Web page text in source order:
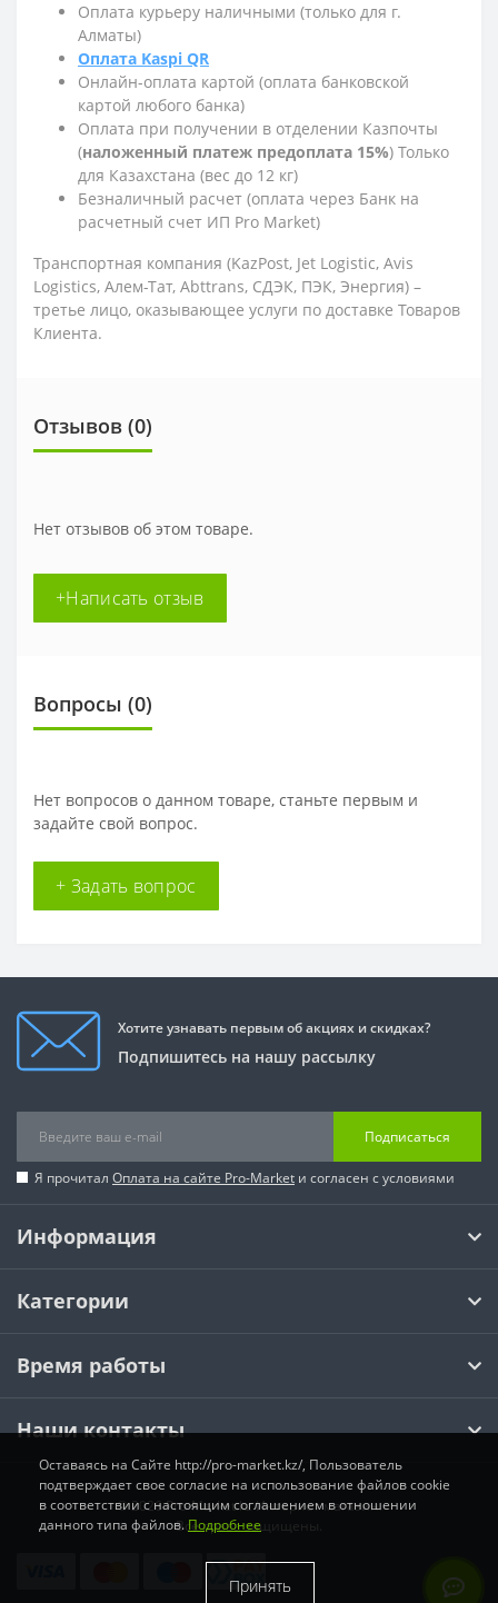
Оплата курьеру наличными (только для г.
Алматы)
Оплата Kaspi QR
Онлайн-оплата картой (оплата банковской
картой любого банка)
Оплата при получении в отделении Казпочты
(наложенный платеж предоплата 15%) Только
для Казахстана (вес до 12 кг)
Безналичный расчет (оплата через Банк на
расчетный счет ИП Pro Market)
Транспортная компания (KazPost, Jet Logistic, Avis
Logistics, Алем-Тат, Abttrans, СДЭК, ПЭК, Энергия) –
третье лицо, оказывающее услуги по доставке Товаров
Клиента.
Отзывов (0)
Нет отзывов об этом товаре.
+Написать отзыв
Вопросы (0)
Нет вопросов о данном товаре, станьте первым и
задайте свой вопрос.
+ Задать вопрос
Хотите узнавать первым об акциях и скидках?
Подпишитесь на нашу рассылку
Подписаться
Я прочитал Оплата на сайте Pro-Market и согласен с условиями
Информация
Категории
Время работы
Наши контакты
© 2026 Pro-Market.kz Интернет магазин.
Все права защищены.
Оставаясь на Сайте http://pro-market.kz/, Пользователь
подтверждает свое согласие на использование файлов cookie
в соответствии с настоящим соглашением в отношении
данного типа файлов. Подробнее
Принять